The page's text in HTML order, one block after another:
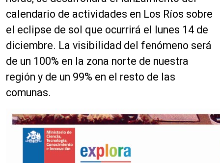
calendario de actividades en Los Ríos sobre
el eclipse de sol que ocurrirá el lunes 14 de
diciembre. La visibilidad del fenómeno será
de un 100% en la zona norte de nuestra
región y de un 99% en el resto de las
comunas.